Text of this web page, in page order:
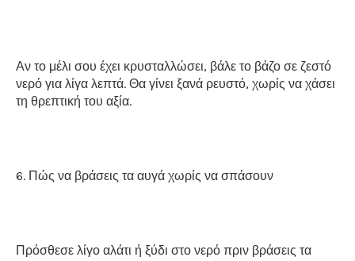
Αν το μέλι σου έχει κρυσταλλώσει, βάλε το βάζο σε ζεστό
νερό για λίγα λεπτά. Θα γίνει ξανά ρευστό, χωρίς να χάσει
τη θρεπτική του αξία.
6. Πώς να βράσεις τα αυγά χωρίς να σπάσουν
Πρόσθεσε λίγο αλάτι ή ξύδι στο νερό πριν βράσεις τα